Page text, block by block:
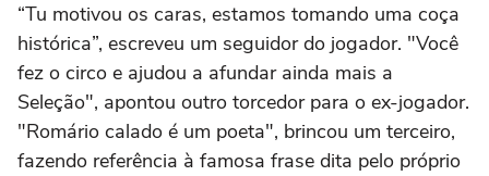
“Tu motivou os caras, estamos tomando uma coça
histórica”, escreveu um seguidor do jogador. "Você
fez o circo e ajudou a afundar ainda mais a
Seleção", apontou outro torcedor para o ex-jogador.
"Romário calado é um poeta", brincou um terceiro,
fazendo referência à famosa frase dita pelo próprio